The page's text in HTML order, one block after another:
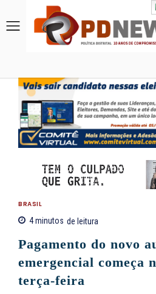
BRASIL
4minutos de leitura
Pagamento do novo
emergencial começa
terça-feira